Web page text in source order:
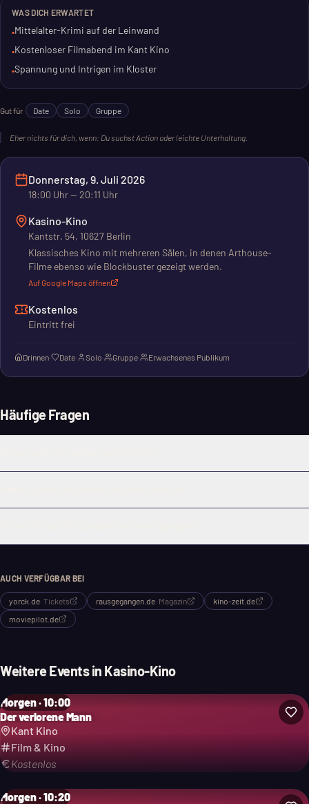
beschuldigt. Ein Klassiker der Filmgeschichte.
Das Kant Kino zeigt „Der Name der Rose“ kostenlos. Eine
Oder wiederzuentdecken.
WAS DICH ERWARTET
•Mittelalter-Krimi auf der Leinwand
•Kostenloser Filmabend im Kant Kino
•Spannung und Intrigen im Kloster
Gut für Date Solo Gruppe
Eher nichts für dich, wenn: Du suchst Action oder leichte Unterhaltung.
Donnerstag, 9. Juli 2026
18:00 Uhr— 20:11 Uhr
Kasino-Kino
Kantstr. 54, 10627 Berlin
Klassisches Kino mit mehreren Sälen, in denen Arthouse-
Filme ebenso wie Blockbuster gezeigt werden.
Auf Google Maps öffnen
Kostenlos
Eintritt frei
Drinnen· Date· Solo· Gruppe· Erwachsenes Publikum
Häufige Fragen
AUCH VERFÜGBAR BEI
yorck.de· Tickets rausgegangen.de· Magazin
kino-zeit.de
moviepilot.de
Weitere Events in Kasino-Kino
Morgen · 10:00
Der verlorene Mann
Kant Kino
Film & Kino
Kostenlos
Morgen · 10:20